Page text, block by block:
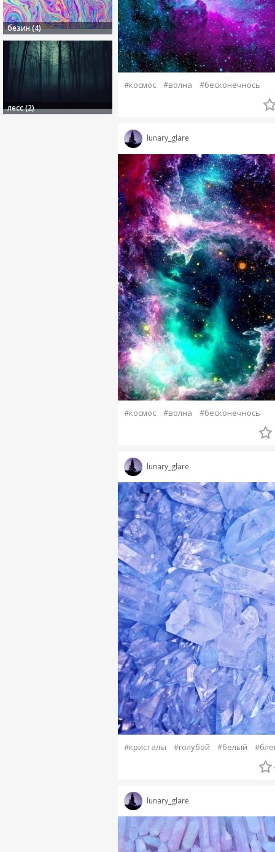
безин (4)
лесс (2)
#космос #волна #бесконечнось
lunary_glare
#космос #волна #бесконечнось
lunary_glare
#кристалы #голубой #белый
lunary_glare